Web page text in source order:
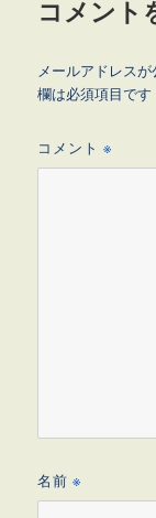
コメント
メールアドレスが
欄は必須項目です
コメント※
名前※